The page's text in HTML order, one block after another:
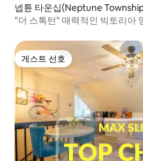
넵튠 타운십(Neptune
"더 스톡턴" 매력적인 빅토리아
게스트 선호
게스트 선호